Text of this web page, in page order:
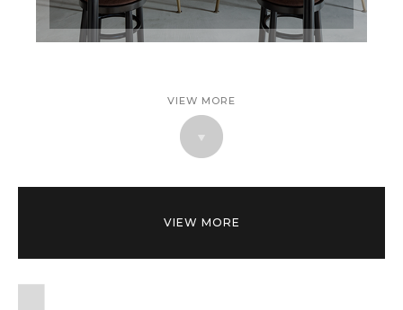
VIEW MORE
VIEW MORE